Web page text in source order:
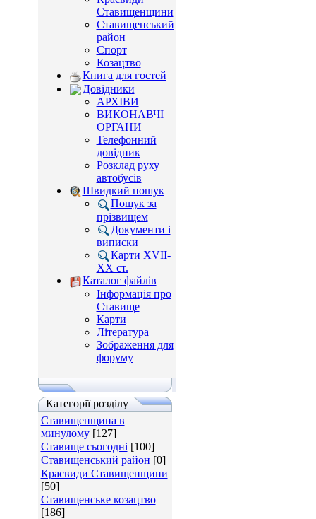
Ставищенщини
Ставищенський
район
Спорт
Козацтво
Книга для гостей
Довідники
АРХІВИ
ВИКОНАВЧІ
ОРГАНИ
Телефонний
довідник
Розклад руху
автобусів
Швидкий пошук
Пошук за
прізвищем
Документи і
виписки
Карти XVII-
XX ст.
Каталог файлів
Інформація про
Ставище
Карти
Література
Зображення для
форуму
Категорії розділу
Ставищенщина в
минулому [127]
Ставище сьогодні [100]
Ставищенський район [0]
Краєвиди Ставищенщини
[50]
Ставищенське козацтво
[186]